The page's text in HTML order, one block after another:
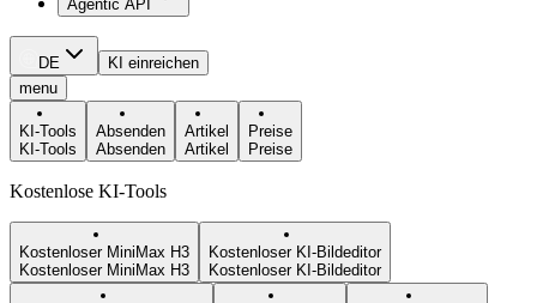
Agentic API
DE
KI einreichen
menu
KI-Tools
KI-Tools
Absenden
Absenden
Artikel
Artikel
Preise
Preise
Kostenlose KI-Tools
Kostenloser MiniMax H3
Kostenloser MiniMax H3
Kostenloser KI-Bildeditor
Kostenloser KI-Bildeditor